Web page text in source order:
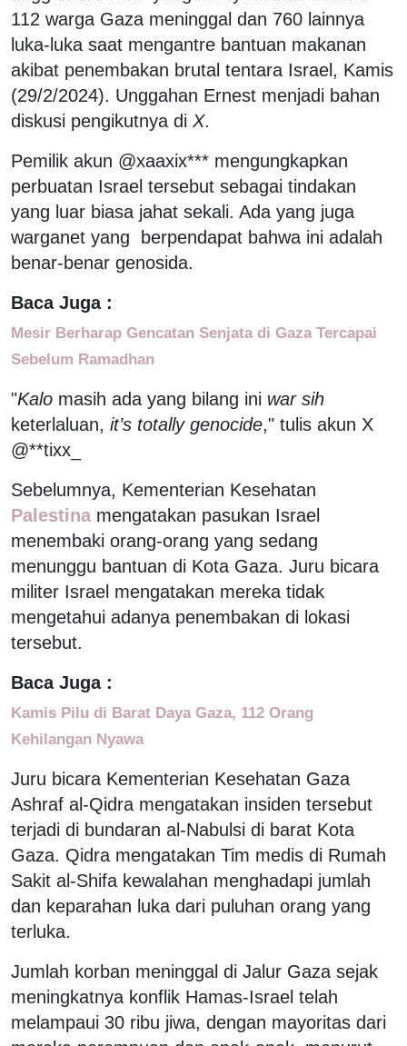
112 warga Gaza meninggal dan 760 lainnya
luka-luka saat mengantre bantuan makanan
akibat penembakan brutal tentara Israel, Kamis
(29/2/2024). Unggahan Ernest menjadi bahan
diskusi pengikutnya di X.
Pemilik akun @xaaxix*** mengungkapkan
perbuatan Israel tersebut sebagai tindakan
yang luar biasa jahat sekali. Ada yang juga
warganet yang berpendapat bahwa ini adalah
benar-benar genosida.
Baca Juga :
Mesir Berharap Gencatan Senjata di Gaza Tercapai
Sebelum Ramadhan
"Kalo masih ada yang bilang ini war sih
keterlaluan, it’s totally genocide," tulis akun X
@**tixx_
Sebelumnya, Kementerian Kesehatan
Palestina mengatakan pasukan Israel
menembaki orang-orang yang sedang
menunggu bantuan di Kota Gaza. Juru bicara
militer Israel mengatakan mereka tidak
mengetahui adanya penembakan di lokasi
tersebut.
Baca Juga :
Kamis Pilu di Barat Daya Gaza, 112 Orang
Kehilangan Nyawa
Juru bicara Kementerian Kesehatan Gaza
Ashraf al-Qidra mengatakan insiden tersebut
terjadi di bundaran al-Nabulsi di barat Kota
Gaza. Qidra mengatakan Tim medis di Rumah
Sakit al-Shifa kewalahan menghadapi jumlah
dan keparahan luka dari puluhan orang yang
terluka.
Jumlah korban meninggal di Jalur Gaza sejak
meningkatnya konflik Hamas-Israel telah
melampaui 30 ribu jiwa, dengan mayoritas dari